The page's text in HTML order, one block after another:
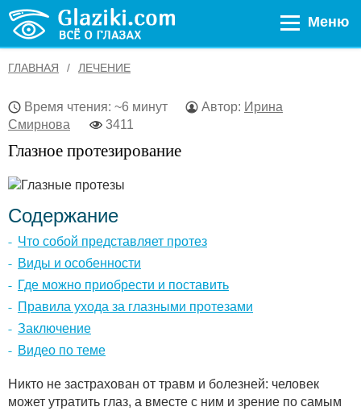
Меню
ГЛАВНАЯ ЛЕЧЕНИЕ
Время чтения: ~6 минут Автор: Ирина
Смирнова
3411
Глазное протезирование
Содержание
Что собой представляет протез
Виды и особенности
Где можно приобрести и поставить
Правила ухода за глазными протезами
Заключение
Видео по теме
Никто не застрахован от травм и болезней: человек
может утратить глаз, а вместе с ним и зрение по самым